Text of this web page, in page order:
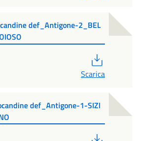
def_Antigone-2_BEL
Scarica
def_Antigone-1-SIZI